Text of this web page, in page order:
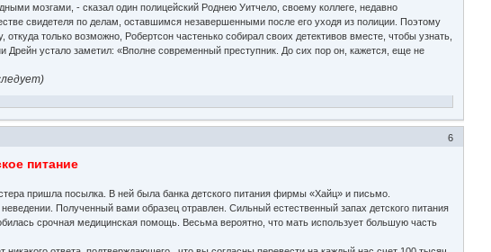
мозгами, - сказал один полицейский Роднею Уитчело, своему коллеге, недавно
свидетеля по делам, оставшимся незавершенными после его уходя из полиции. Поэтому
только возможно, Робертсон частенько собирал своих детективов вместе, чтобы узнать,
Дрейн устало заметил: «Вполне современный преступник. До сих пор он, кажется, еще не
6
питание
пришла посылка. В ней была банка детского питания фирмы «Хайц» и письмо.
Полученный вами образец отравлен. Сильный естественный запах детского питания
срочная медицинская помощь. Весьма вероятно, что мать использует большую часть